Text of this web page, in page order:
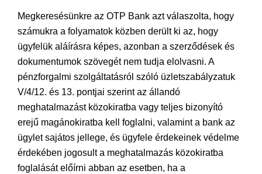
Megkeresésünkre az OTP Bank azt válaszolta, hogy
számukra a folyamatok közben derült ki az, hogy
ügyfelük aláírásra képes, azonban a szerződések és
dokumentumok szövegét nem tudja elolvasni. A
pénzforgalmi szolgáltatásról szóló üzletszabályzatuk
V/4/12. és 13. pontjai szerint az állandó
meghatalmazást közokiratba vagy teljes bizonyító
erejű magánokiratba kell foglalni, valamint a bank az
ügylet sajátos jellege, és ügyfele érdekeinek védelme
érdekében jogosult a meghatalmazás közokiratba
foglalását előírni abban az esetben, ha a